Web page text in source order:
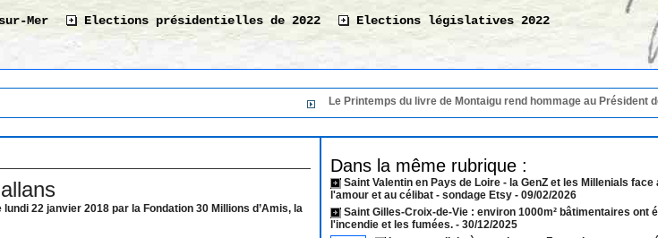
Mer Elections présidentielles de 2022 Elections législatives 2022
Le Printemps du livre de Montaigu rend hommage au Président de sa
22 janvier 2018 par la Fondation 30 Millions d’Amis, la
Dans la même rubrique :
Saint Valentin en Pays de Loire - la GenZ et les Millenials face
l'amour et au célibat - sondage Etsy - 09/02/2026
Saint Gilles-Croix-de-Vie : environ 1000m² bâtimentaires ont
l'incendie et les fumées. - 30/12/2025